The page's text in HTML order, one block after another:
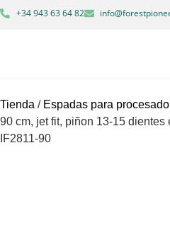
+34 943 63 64 82
Tienda / Espadas para
90 cm, jet fit, piñon 13-15
IF2811-90